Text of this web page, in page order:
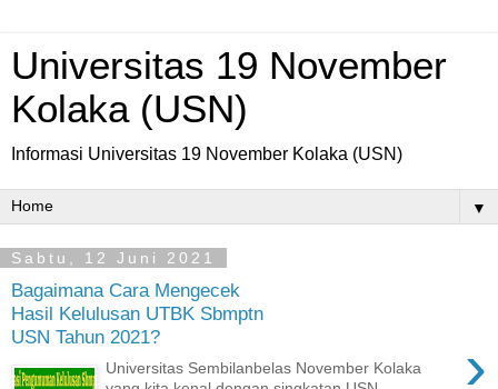
Universitas 19 November
Kolaka (USN)
Informasi Universitas 19 November Kolaka (USN)
▼
Sabtu, 12 Juni 2021
Bagaimana Cara Mengecek
Hasil Kelulusan UTBK Sbmptn
USN Tahun 2021?
›
Universitas Sembilanbelas November Kolaka